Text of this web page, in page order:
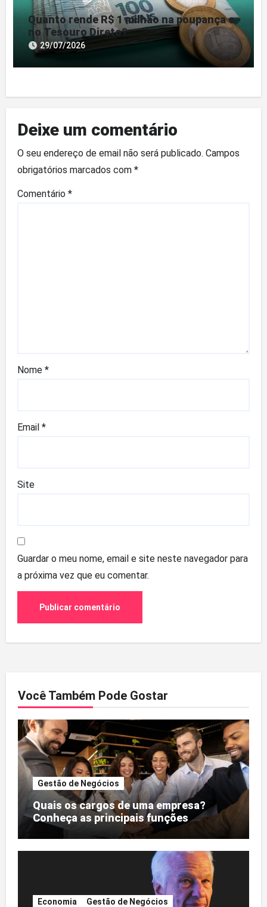
Quanto rende R$ 1 milhão na poupança e
no Tesouro Direto?
29/07/2026
Deixe um comentário
O seu endereço de email não será publicado. Campos
obrigatórios marcados com *
Comentário *
Nome *
Email *
Site
Guardar o meu nome, email e site neste navegador para
a próxima vez que eu comentar.
Você Também Pode Gostar
Gestão de Negócios
Quais os cargos de uma empresa?
Conheça as principais funções
Economia
Gestão de Negócios